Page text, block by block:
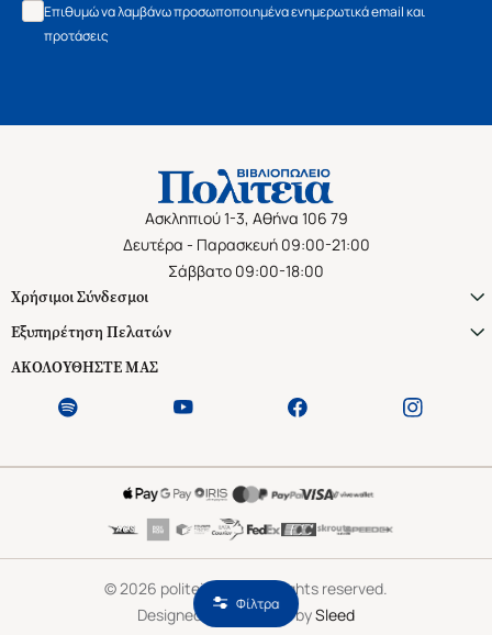
Φίλτρα
Επιθυμώ να λαμβάνω προσωποποιημένα ενημερωτικά email και
προτάσεις
Ασκληπιού 1-3, Αθήνα 106 79
Δευτέρα - Παρασκευή 09:00-21:00
Σάββατο 09:00-18:00
Χρήσιμοι Σύνδεσμοι
Εξυπηρέτηση Πελατών
ΑΚΟΛΟΥΘΗΣΤΕ ΜΑΣ
© 2026 politeianet.gr All rights reserved.
Designed & Developed bySleed